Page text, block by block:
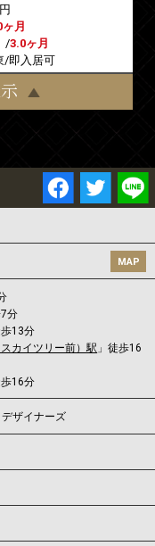
ヶ月
/3.0ヶ月
/即入居可
MAP
7分
歩13分
カイツリー前）駅 」徒歩16
歩16分
ザイナーズ